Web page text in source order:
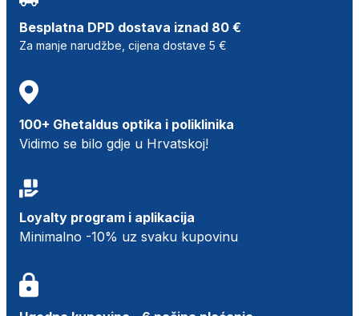
Besplatna DPD dostava iznad 80 €
Za manje narudžbe, cijena dostave 5 €
100+ Ghetaldus optika i poliklinika
Vidimo se bilo gdje u Hrvatskoj!
Loyalty program i aplikacija
Minimalno -10% uz svaku kupovinu